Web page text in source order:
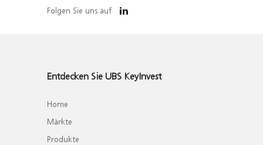
Folgen Sie uns auf
Entdecken Sie UBS KeyInvest
Home
Märkte
Produkte